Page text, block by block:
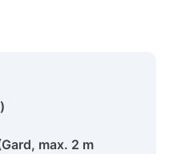
max. 2 m